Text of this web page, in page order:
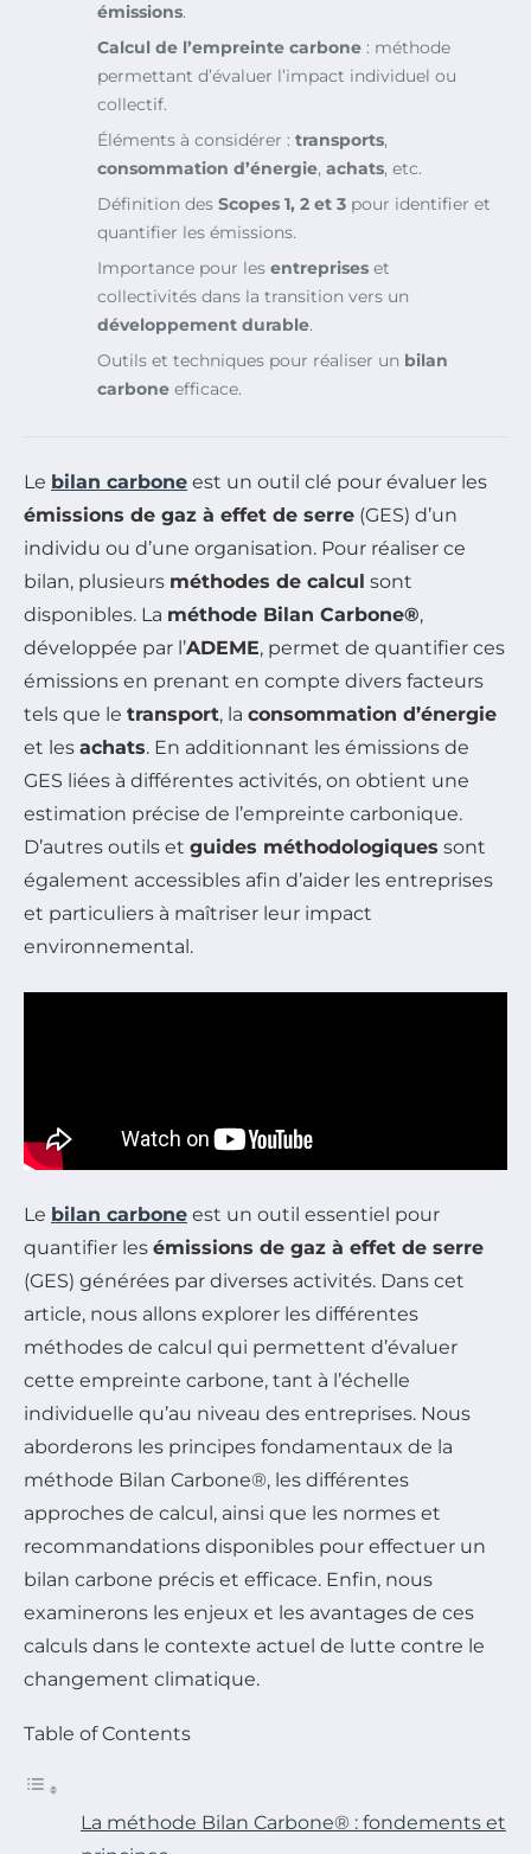
émissions.
Calcul de l’empreinte carbone : méthode
permettant d’évaluer l’impact individuel ou
collectif.
Éléments à considérer : transports,
consommation d’énergie, achats, etc.
Définition des Scopes 1, 2 et 3 pour identifier et
quantifier les émissions.
Importance pour les entreprises et
collectivités dans la transition vers un
développement durable.
Outils et techniques pour réaliser un bilan
carbone efficace.
Le bilan carbone est un outil clé pour évaluer les
émissions de gaz à effet de serre (GES) d’un
individu ou d’une organisation. Pour réaliser ce
bilan, plusieurs méthodes de calcul sont
disponibles. La méthode Bilan Carbone®,
développée par l’ADEME, permet de quantifier ces
émissions en prenant en compte divers facteurs
tels que le transport, la consommation d’énergie
et les achats. En additionnant les émissions de
GES liées à différentes activités, on obtient une
estimation précise de l’empreinte carbonique.
D’autres outils et guides méthodologiques sont
également accessibles afin d’aider les entreprises
et particuliers à maîtriser leur impact
environnemental.
Le bilan carbone est un outil essentiel pour
quantifier les émissions de gaz à effet de serre
(GES) générées par diverses activités. Dans cet
article, nous allons explorer les différentes
méthodes de calcul qui permettent d’évaluer
cette empreinte carbone, tant à l’échelle
individuelle qu’au niveau des entreprises. Nous
aborderons les principes fondamentaux de la
méthode Bilan Carbone®, les différentes
approches de calcul, ainsi que les normes et
recommandations disponibles pour effectuer un
bilan carbone précis et efficace. Enfin, nous
examinerons les enjeux et les avantages de ces
calculs dans le contexte actuel de lutte contre le
changement climatique.
Table of Contents
La méthode Bilan Carbone® : fondements et